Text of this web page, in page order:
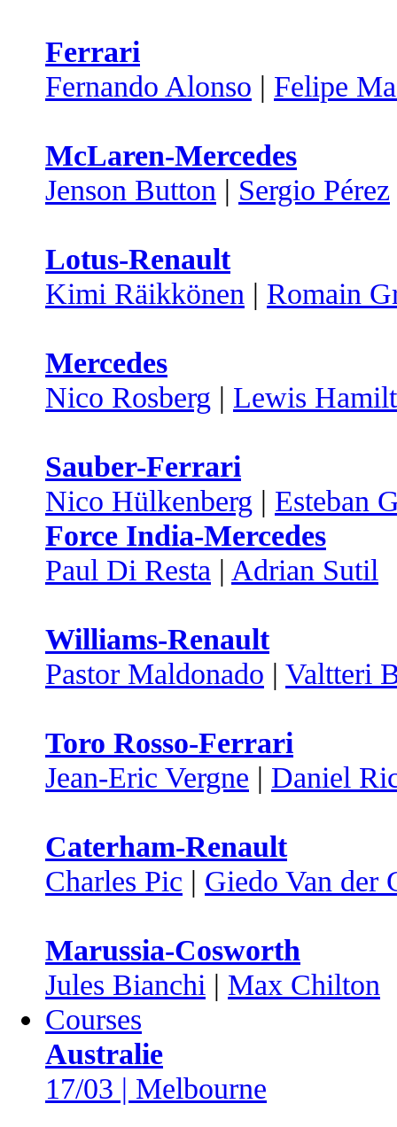
Ferrari
Fernando Alonso | Felipe
McLaren-Mercedes
Jenson Button | Sergio Pérez
Lotus-Renault
Kimi Räikkönen | Romain
Mercedes
Nico Rosberg | Lewis
Sauber-Ferrari
Nico Hülkenberg | Esteban
Force India-Mercedes
Paul Di Resta | Adrian Sutil
Williams-Renault
Pastor Maldonado | Valtteri
Toro Rosso-Ferrari
Jean-Eric Vergne | Daniel
Caterham-Renault
Charles Pic | Giedo Van der
Marussia-Cosworth
Jules Bianchi | Max Chilton
Courses
Australie
17/03 | Melbourne